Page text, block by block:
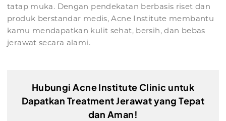
tatap muka. Dengan pendekatan berbasis riset dan
produk berstandar medis, Acne Institute membantu
kamu mendapatkan kulit sehat, bersih, dan bebas
jerawat secara alami.
Hubungi Acne Institute Clinic untuk
Dapatkan Treatment Jerawat yang Tepat
dan Aman!